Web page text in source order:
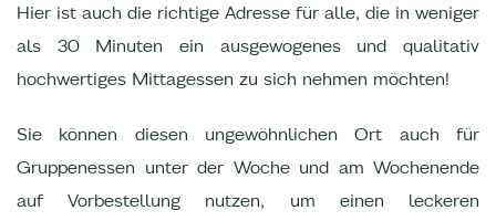
Hier ist auch die richtige Adresse für alle, die in weniger
als 30 Minuten ein ausgewogenes und qualitativ
hochwertiges Mittagessen zu sich nehmen möchten!
Sie können diesen ungewöhnlichen Ort auch für
Gruppenessen unter der Woche und am Wochenende
auf Vorbestellung nutzen, um einen leckeren